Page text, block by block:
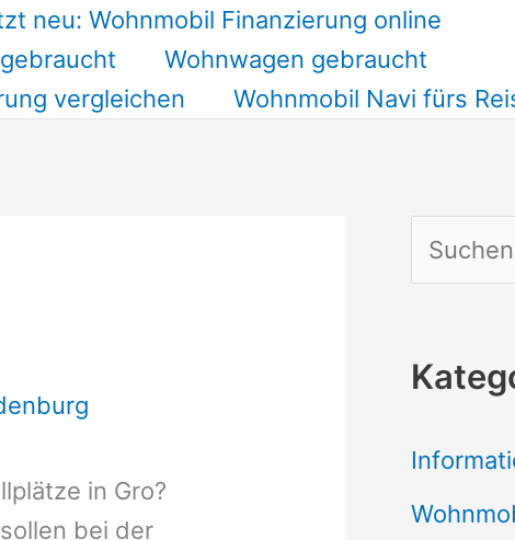
neu: Wohnmobil Finanzierung online
Wohnwagen gebraucht
vergleichen
Wohnmobil Navi fürs
in Gro?
bei der
u
h
n